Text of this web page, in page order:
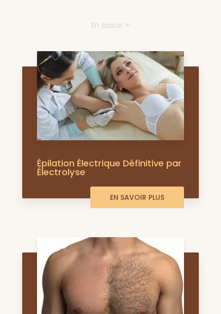
En savoir +
Épilation Électrique Définitive par
Électrolyse
EN SAVOIR PLUS